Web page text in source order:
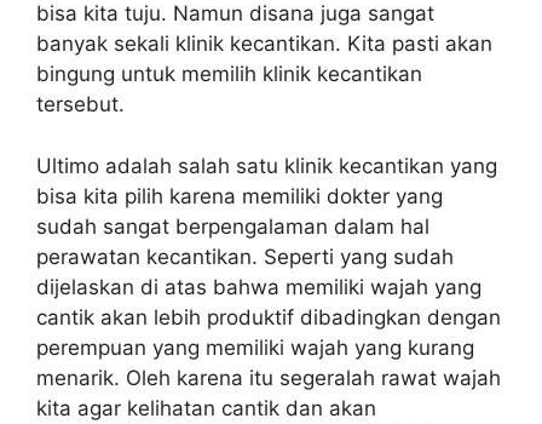
bisa kita tuju. Namun disana juga sangat
banyak sekali klinik kecantikan. Kita pasti akan
bingung untuk memilih klinik kecantikan
tersebut.
Ultimo adalah salah satu klinik kecantikan yang
bisa kita pilih karena memiliki dokter yang
sudah sangat berpengalaman dalam hal
perawatan kecantikan. Seperti yang sudah
dijelaskan di atas bahwa memiliki wajah yang
cantik akan lebih produktif dibadingkan dengan
perempuan yang memiliki wajah yang kurang
menarik. Oleh karena itu segeralah rawat wajah
kita agar kelihatan cantik dan akan